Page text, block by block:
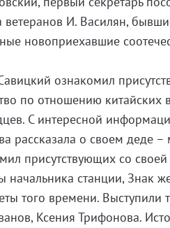
И. Василян,
новоприехавшие
ознакомил
по отношению китайских
С интересной
рассказала о своем деде –
присутствующих со своей
станции, Знак
того времени. Выступили
Ксения Трифонова.